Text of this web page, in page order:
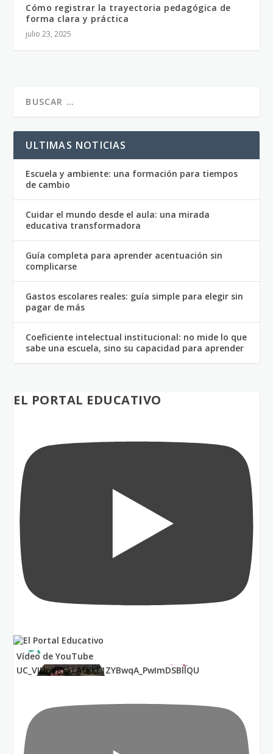
Cómo registrar la trayectoria pedagógica de
forma clara y práctica
julio 23, 2025
ULTIMAS NOTICIAS
Escuela y ambiente: una formación para tiempos
de cambio
Cuidar el mundo desde el aula: una mirada
educativa transformadora
Guía completa para aprender acentuación sin
complicarse
Gastos escolares reales: guía simple para elegir sin
pagar de más
Coeficiente intelectual institucional: no mide lo que
sabe una escuela, sino su capacidad para aprender
EL PORTAL EDUCATIVO
Vídeo de YouTube
UC_VIUnVRSkLAfKkF1ZYBwqA_PwImDSBllQU